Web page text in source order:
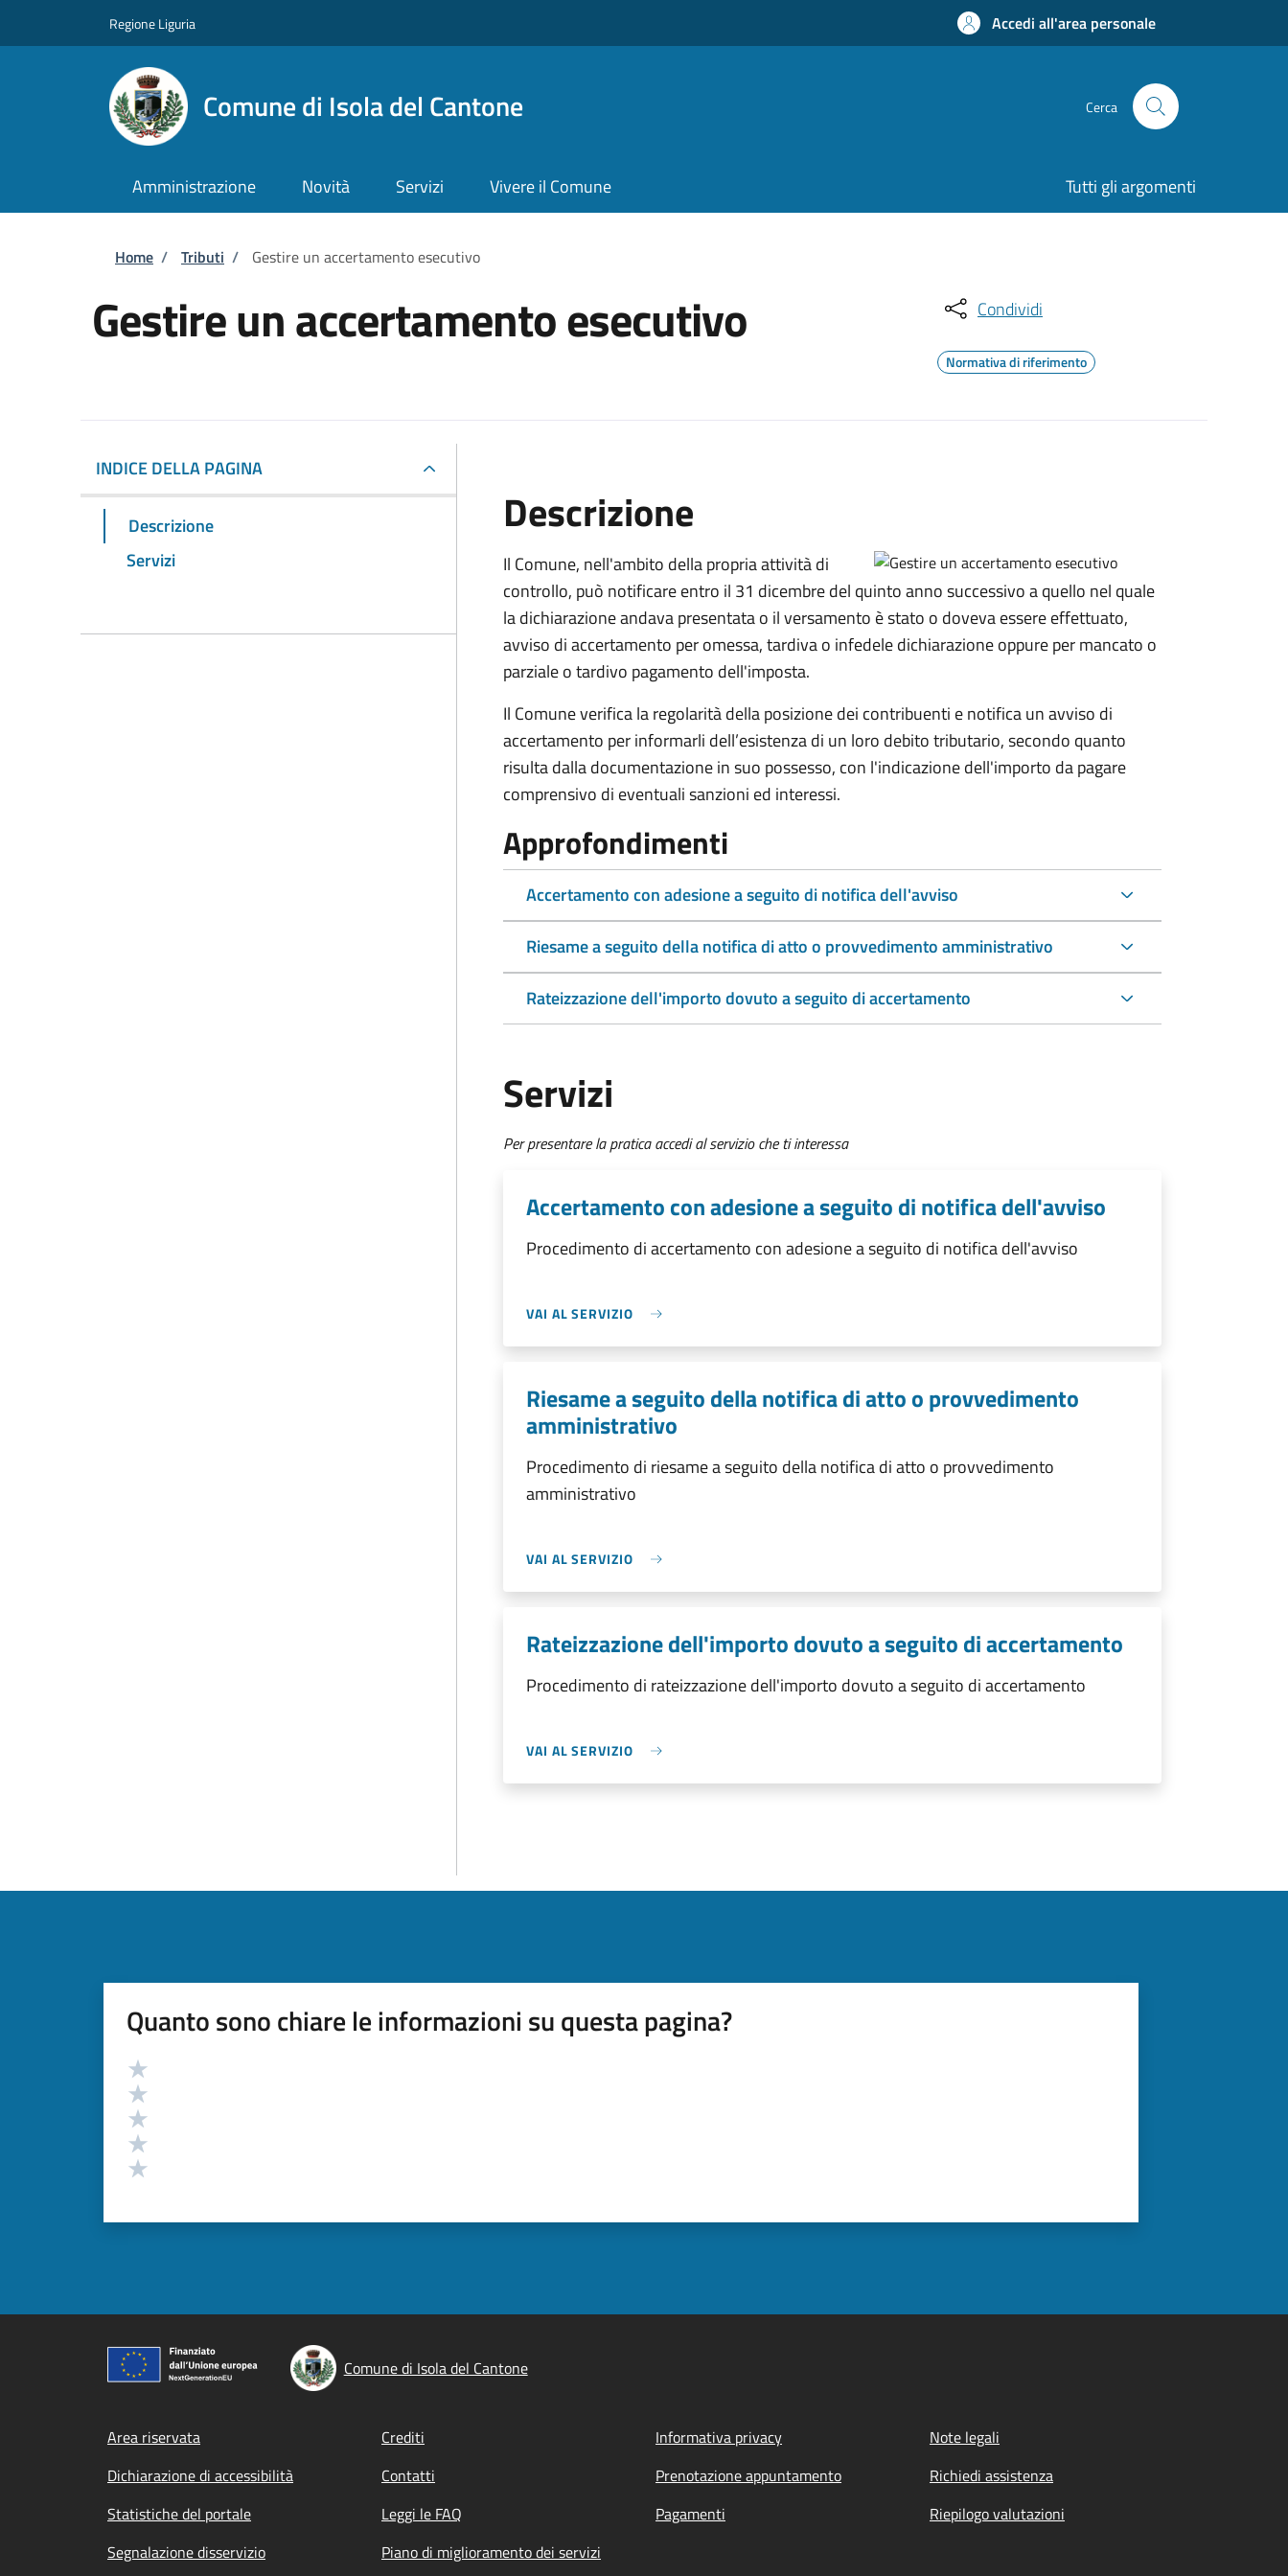
Regione Liguria Accedi all'area personale
Comune di Isola del Cantone Cerca
Amministrazione Novità Servizi Vivere il Comune Tutti gli argomenti
Briciole di pane
Home / Tributi / Gestire un accertamento esecutivo
Gestire un accertamento esecutivo Condividi
Normativa di riferimento
INDICE DELLA PAGINA
Descrizione
Servizi
Descrizione
Il Comune, nell'ambito della propria attività di
controllo, può notificare entro il 31 dicembre del quinto annosuccessivo a quello nel quale
la dichiarazione andava presentata o il versamento è stato o doveva essere effettuato,
avviso di accertamento per omessa, tardiva o infedele dichiarazione oppure per mancato o
parziale o tardivo pagamento dell'imposta.
Il Comune verifica la regolarità della posizione dei contribuenti e notifica un avviso di
accertamento per informarli dell’esistenza di un loro debito tributario, secondo quanto
risulta dalla documentazione in suo possesso, con l'indicazione dell'importo da pagare
comprensivo di eventuali sanzioni ed interessi.
Approfondimenti
Accertamento con adesione a seguito di notifica dell'avviso
Riesame a seguito della notifica di atto o provvedimento amministrativo
Rateizzazione dell'importo dovuto a seguito di accertamento
Servizi
Per presentare la pratica accedi al servizio che ti interessa
Accertamento con adesione a seguito di notifica dell'avviso
Procedimento di accertamento con adesione a seguito di notifica dell'avviso
VAI AL SERVIZIO
Riesame a seguito della notifica di atto o provvedimento
amministrativo
Procedimento di riesame a seguito della notifica di atto o provvedimento
amministrativo
VAI AL SERVIZIO
Rateizzazione dell'importo dovuto a seguito di accertamento
Procedimento di rateizzazione dell'importo dovuto a seguito di accertamento
VAI AL SERVIZIO
Quanto sono chiare le informazioni su questa pagina?
Valutazione
Comune di Isola del Cantone
Footer menu
Area riservata Crediti Informativa privacy
Note legali
Dichiarazione di accessibilità
Contatti Prenotazione appuntamento
Richiedi assistenza
Statistiche del portale
Leggi le FAQ Pagamenti
Riepilogo valutazioni
Segnalazione disservizio
Piano di miglioramento dei servizi